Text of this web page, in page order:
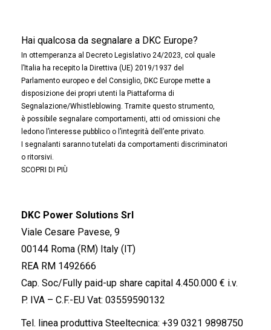
Hai qualcosa da segnalare a DKC Europe?
In ottemperanza al Decreto Legislativo 24/2023, col quale
l’Italia ha recepito la Direttiva (UE) 2019/1937 del
Parlamento europeo e del Consiglio, DKC Europe mette a
disposizione dei propri utenti la Piattaforma di
Segnalazione/Whistleblowing. Tramite questo strumento,
è possibile segnalare comportamenti, atti od omissioni che
ledono l’interesse pubblico o l’integrità dell’ente privato.
I segnalanti saranno tutelati da comportamenti discriminatori
o ritorsivi.
SCOPRI DI PIÙ
DKC Power Solutions Srl
Viale Cesare Pavese, 9
00144 Roma (RM) Italy (IT)
REA RM 1492666
Cap. Soc/Fully paid-up share capital 4.450.000 € i.v.
P. IVA – C.F.-EU Vat: 03559590132
Tel. linea produttiva Steeltecnica: +39 0321 9898750